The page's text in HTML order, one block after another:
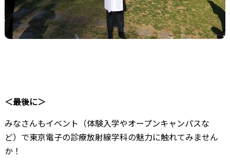
＜最後に＞
みなさんもイベント（体験入学やオープンキャンパスな
ど）で東京電子の診療放射線学科の魅力に触れてみません
か！